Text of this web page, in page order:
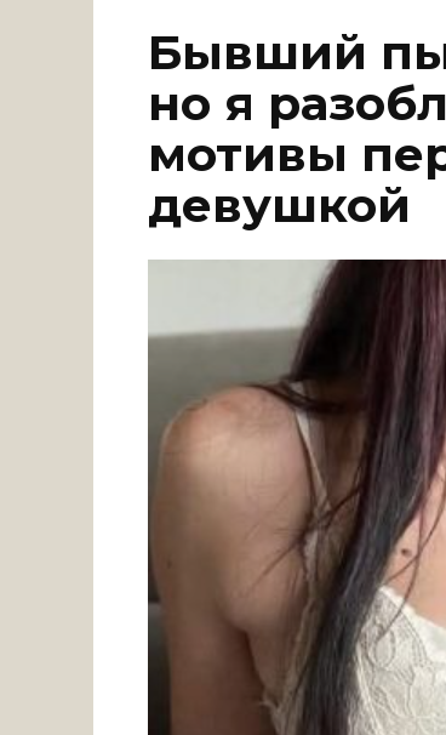
Бывший
но я
мотивы
девушкой